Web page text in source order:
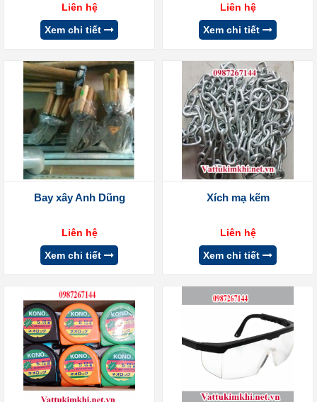
Liên hệ
Xem chi tiết
Liên hệ
Xem chi tiết
Bay xây Anh Dũng
Liên hệ
Xem chi tiết
Xích mạ kẽm
Liên hệ
Xem chi tiết